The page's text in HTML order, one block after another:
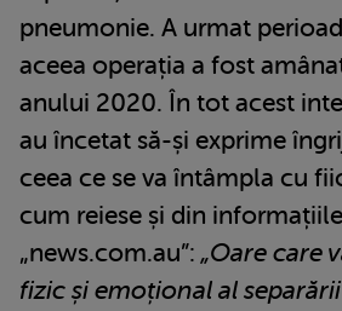
pneumonie. A urmat
aceea operația a fost
anului 2020. În tot acest
au încetat să-și exprime
ceea ce se va întâmpla cu
cum reiese și din
„news.com.au”: „Oare care
fizic și emoțional al